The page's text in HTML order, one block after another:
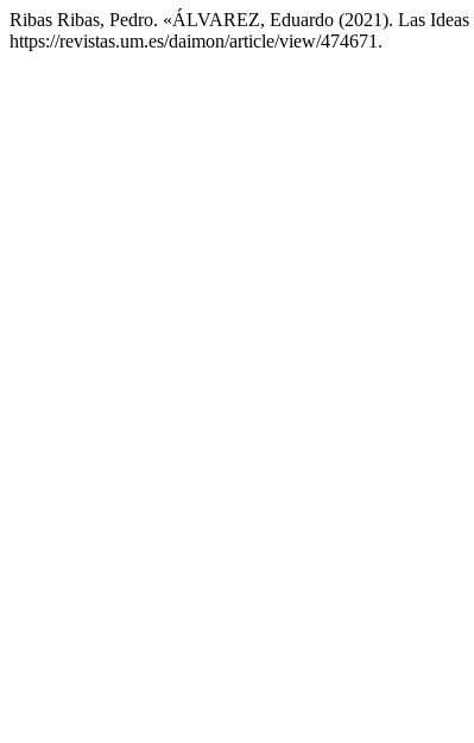
Ribas Ribas, Pedro. «ÁLVAREZ, Eduardo (2021). Las
https://revistas.um.es/daimon/article/view/474671.